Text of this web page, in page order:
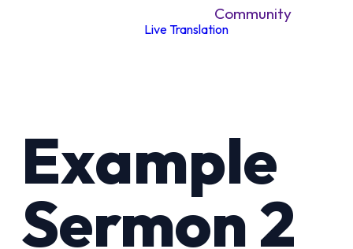
Community
Live Translation
Example
Sermon 2